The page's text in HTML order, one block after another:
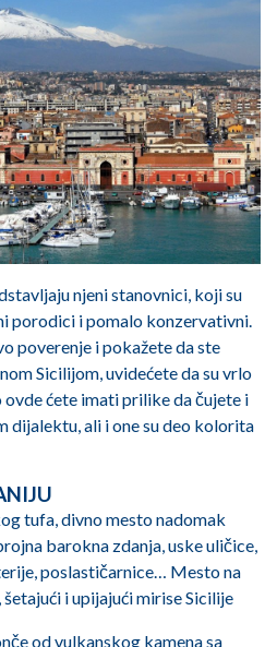
njeni stanovnici, koji su
porodici i pomalo konzervativni.
poverenje i pokažete da ste
Sicilijom, uvidećete da su vrlo
ćete imati prilike da čujete i
dijalektu, ali i one su deo kolorita
tufa, divno mesto nadomak
barokna zdanja, uske uličice,
poslastičarnice… Mesto na
i upijajući mirise Sicilije
od vulkanskog kamena sa